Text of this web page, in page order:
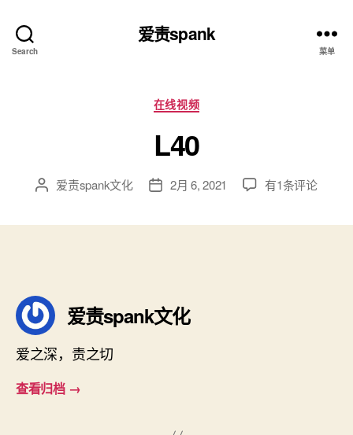
Search
爱责spank
菜单
分
类
在线视频
L40
文 爱责spank文化
发 2月 6, 2021 L40
有1条评论
爱责spank文化
爱之深，责之切
查看归档 →